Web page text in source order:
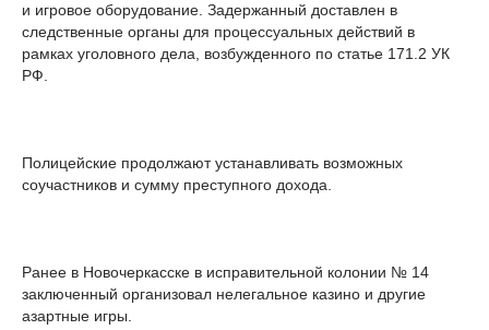
и игровое оборудование. Задержанный доставлен в
следственные органы для процессуальных действий в
рамках уголовного дела, возбужденного по статье 171.2 УК
РФ.
Полицейские продолжают устанавливать возможных
соучастников и сумму преступного дохода.
Ранее в Новочеркасске в исправительной колонии № 14
заключенный организовал нелегальное казино и другие
азартные игры.